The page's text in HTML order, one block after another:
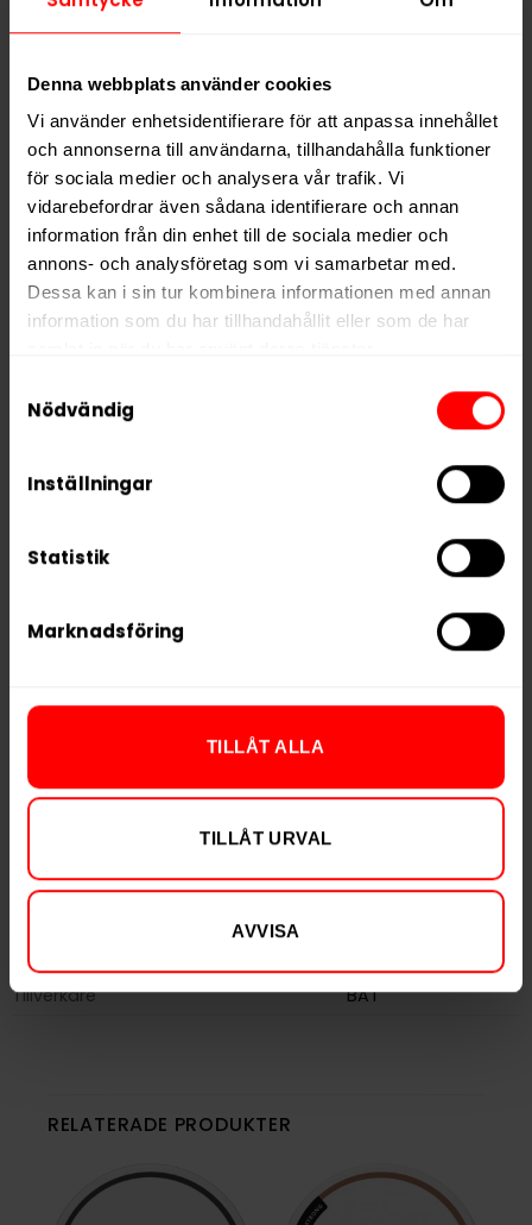
Denna webbplats använder cookies
Vi använder enhetsidentifierare för att anpassa innehållet
och annonserna till användarna, tillhandahålla funktioner
för sociala medier och analysera vår trafik. Vi
vidarebefordrar även sådana identifierare och annan
information från din enhet till de sociala medier och
annons- och analysföretag som vi samarbetar med.
Dessa kan i sin tur kombinera informationen med annan
information som du har tillhandahållit eller som de har
We work with
who may receive and
Nödvändig
Inställningar
Statistik
Marknadsföring
TILLÅT ALLA
TILLÅT URVAL
AVVISA
vidareutveckling av den tidigare produkten VELO Ice
smakprofil men ett nytt namn och design som bättre
reflekterar produktens karaktär.
Ingredienser: Vatten, fyllnadsmedel, smakförstärkare
(koksalt), xylitol, nikotin, aromer, förtjockningsmedel,
salmiak, surhetsreglerande medel, sötningsmedel.
VELO Crispy Peppermint finns även som mini med
namnetVELO Crispy Peppermint Mini.
Hitta alla produkter från
Typ
Format
Nikotin per gram
Nikotin per dosa
200 mg
Portioner per dosa
20
Tillverkare
BAT
RELATERADE PRODUKTER